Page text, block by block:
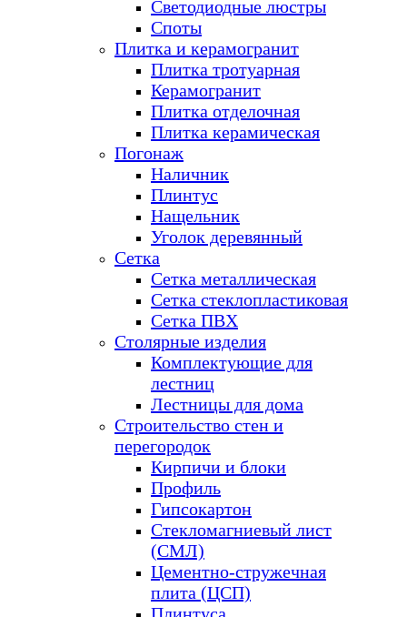
Светодиодные люстры
Споты
Плитка и керамогранит
Плитка тротуарная
Керамогранит
Плитка отделочная
Плитка керамическая
Погонаж
Наличник
Плинтус
Нащельник
Уголок деревянный
Сетка
Сетка металлическая
Сетка стеклопластиковая
Сетка ПВХ
Столярные изделия
Комплектующие для
лестниц
Лестницы для дома
Строительство стен и
перегородок
Кирпичи и блоки
Профиль
Гипсокартон
Стекломагниевый лист
(СМЛ)
Цементно-стружечная
плита (ЦСП)